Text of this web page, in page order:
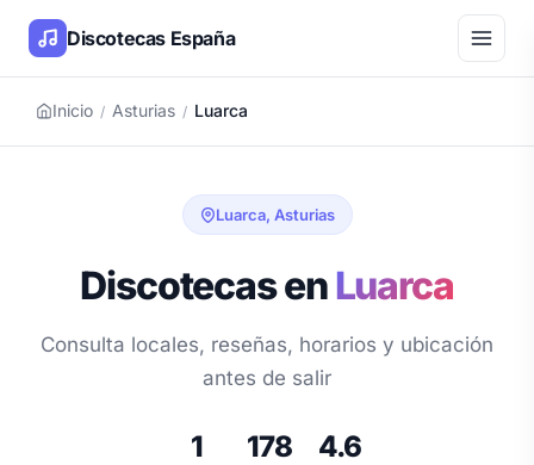
Discotecas España
Inicio / Asturias / Luarca
Luarca, Asturias
Discotecas enLuarca
Consulta locales, reseñas, horarios y ubicación
antes de salir
1 178 4.6